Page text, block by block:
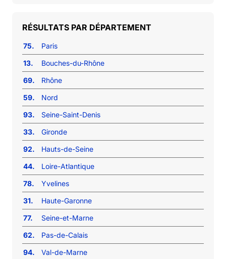
RÉSULTATS PAR DÉPARTEMENT
75.
Paris
13.
Bouches-du-Rhône
69.
Rhône
59.
Nord
93.
Seine-Saint-Denis
33.
Gironde
92.
Hauts-de-Seine
44.
Loire-Atlantique
78.
Yvelines
31.
Haute-Garonne
77.
Seine-et-Marne
62.
Pas-de-Calais
94.
Val-de-Marne